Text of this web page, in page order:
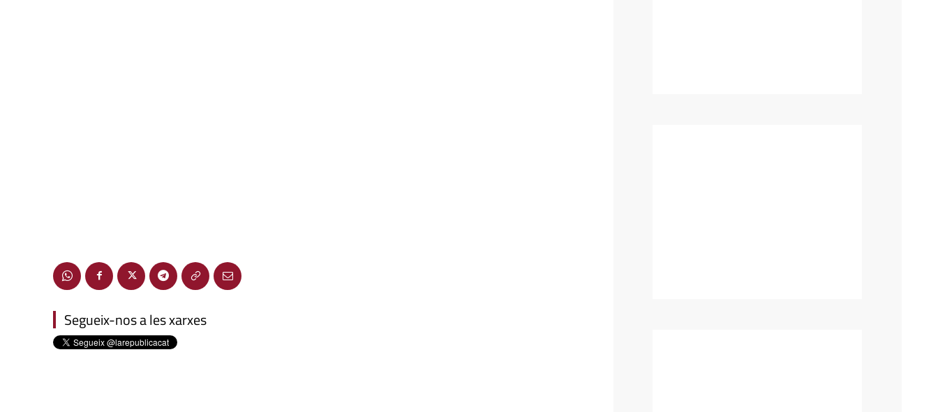
Segueix-nos a les xarxes